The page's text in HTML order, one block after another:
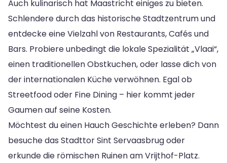
Auch kulinarisch hat Maastricht einiges zu bieten.
Schlendere durch das historische Stadtzentrum und
entdecke eine Vielzahl von Restaurants, Cafés und
Bars. Probiere unbedingt die lokale Spezialität „Vlaai“,
einen traditionellen Obstkuchen, oder lasse dich von
der internationalen Küche verwöhnen. Egal ob
Streetfood oder Fine Dining – hier kommt jeder
Gaumen auf seine Kosten.
Möchtest du einen Hauch Geschichte erleben? Dann
besuche das Stadttor Sint Servaasbrug oder
erkunde die römischen Ruinen am Vrijthof-Platz.